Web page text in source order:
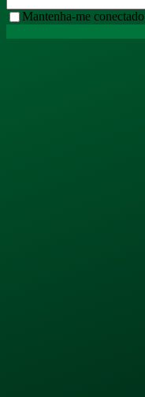
Mantenha-me conectado